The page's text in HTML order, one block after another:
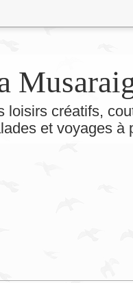
loisirs créatifs,
et voyages